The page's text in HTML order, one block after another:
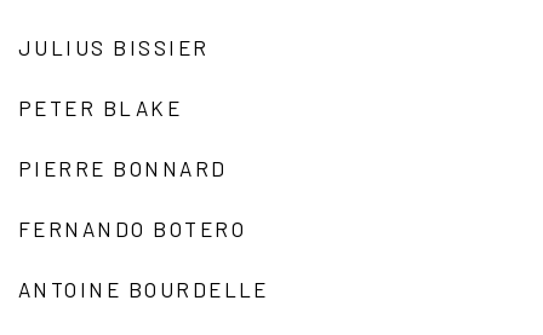
JULIUS BISSIER
PETER BLAKE
PIERRE BONNARD
FERNANDO BOTERO
ANTOINE BOURDELLE